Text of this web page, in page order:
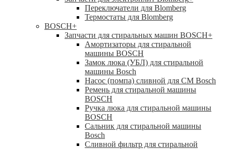
Переключатели для Blomberg
Термостаты для Blomberg
BOSCH+
Запчасти для стиральных машин BOSCH+
Амортизаторы для стиральной
машины BOSCH
Замок люка (УБЛ) для стиральной
машины Bosch
Насос (помпа) сливной для СМ Bosch
Ремень для стиральной машины
BOSCH
Ручка люка для стиральной машины
BOSCH
Сальник для стиральной машины
Bosch
Сливной фильтр для стиральной